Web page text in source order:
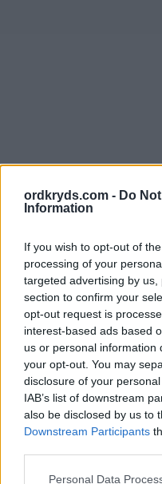
ordkryds.com - Do
Information
If you wish to opt-out of
processing of your
targeted advertising by
section to confirm your
opt-out request is
interest-based ads based
us or personal information
your opt-out. You may
disclosure of your
IAB’s list of downstream
also be disclosed by us to
Downstream Participants
Personal Data